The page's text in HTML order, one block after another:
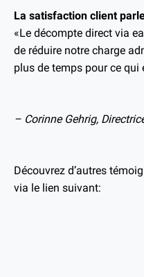
La satisfaction client
«Le décompte direct via
de réduire notre charge
plus de temps pour ce qui
– Corinne Gehrig,
Découvrez d’autres
via le lien suivant: